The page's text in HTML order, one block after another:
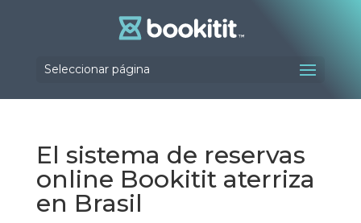
Seleccionar página
El sistema de reservas
online Bookitit aterriza
en Brasil